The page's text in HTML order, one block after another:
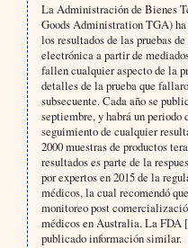
La Administración de Bienes
Goods Administration TGA)
los resultados de las pruebas
electrónica a partir de
fallen cualquier aspecto de la
detalles de la prueba que
subsecuente. Cada año se
septiembre, y habrá un periodo
seguimiento de cualquier
2000 muestras de productos
resultados es parte de la
por expertos en 2015 de la
médicos, la cual recomendó
monitoreo post
médicos en Australia. La
publicado información similar.